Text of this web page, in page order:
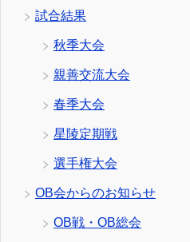
試合結果
秋季大会
親善交流大会
春季大会
星陵定期戦
選手権大会
OB会からのお知らせ
OB戦・OB総会